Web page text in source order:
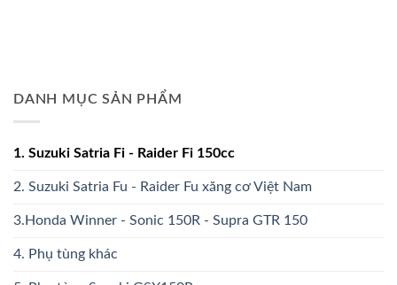
DANH MỤC SẢN PHẨM
1. Suzuki Satria Fi - Raider Fi 150cc
2. Suzuki Satria Fu - Raider Fu xăng cơ Việt Nam
3.Honda Winner - Sonic 150R - Supra GTR 150
4. Phụ tùng khác